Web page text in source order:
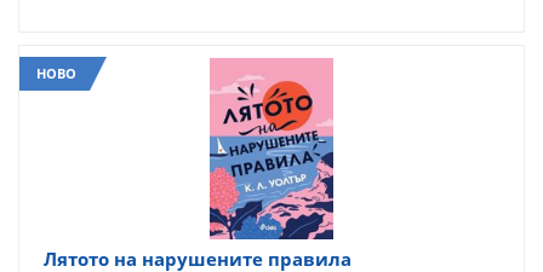
НОВО
Лятото на нарушените правила